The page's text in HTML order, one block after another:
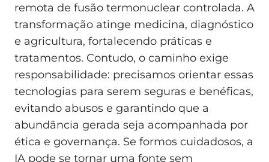
remota de fusão termonuclear controlada. A
transformação atinge medicina, diagnóstico
e agricultura, fortalecendo práticas e
tratamentos. Contudo, o caminho exige
responsabilidade: precisamos orientar essas
tecnologias para serem seguras e benéficas,
evitando abusos e garantindo que a
abundância gerada seja acompanhada por
ética e governança. Se formos cuidadosos, a
IA pode se tornar uma fonte sem